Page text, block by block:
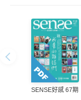
SENSE好感 67期